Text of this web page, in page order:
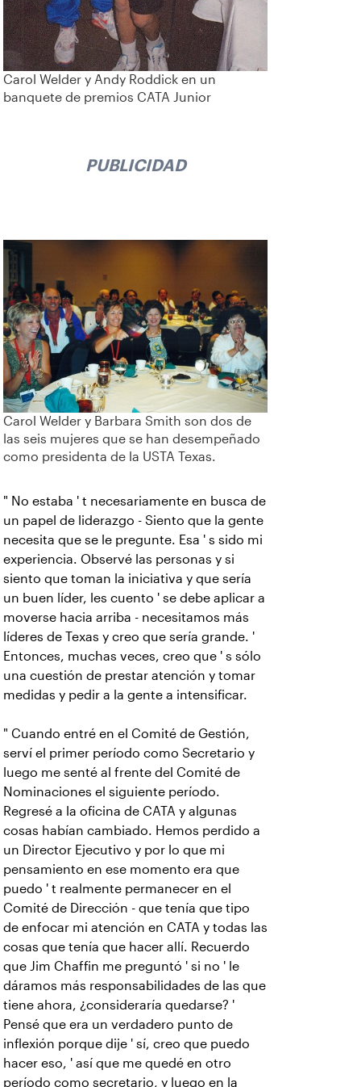
Carol Welder y Andy Roddick en un
banquete de premios CATA Junior
PUBLICIDAD
Carol Welder y Barbara Smith son dos de
las seis mujeres que se han desempeñado
como presidenta de la USTA Texas.
" No estaba ' t necesariamente en busca de
un papel de liderazgo - Siento que la gente
necesita que se le pregunte. Esa ' s sido mi
experiencia. Observé las personas y si
siento que toman la iniciativa y que sería
un buen líder, les cuento ' se debe aplicar a
moverse hacia arriba - necesitamos más
líderes de Texas y creo que sería grande. '
Entonces, muchas veces, creo que ' s sólo
una cuestión de prestar atención y tomar
medidas y pedir a la gente a intensificar.
" Cuando entré en el Comité de Gestión,
serví el primer período como Secretario y
luego me senté al frente del Comité de
Nominaciones el siguiente período.
Regresé a la oficina de CATA y algunas
cosas habían cambiado. Hemos perdido a
un Director Ejecutivo y por lo que mi
pensamiento en ese momento era que
puedo ' t realmente permanecer en el
Comité de Dirección - que tenía que tipo
de enfocar mi atención en CATA y todas las
cosas que tenía que hacer allí. Recuerdo
que Jim Chaffin me preguntó ' si no ' le
dáramos más responsabilidades de las que
tiene ahora, ¿consideraría quedarse? '
Pensé que era un verdadero punto de
inflexión porque dije ' sí, creo que puedo
hacer eso, ' así que me quedé en otro
período como secretario, y luego en la